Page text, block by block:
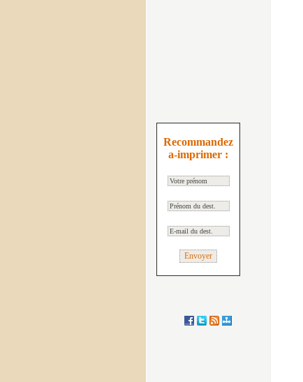
Recommandez
a-imprimer :